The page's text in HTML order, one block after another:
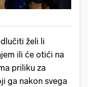
želi li
ili će otići na
priliku za
ga nakon svega